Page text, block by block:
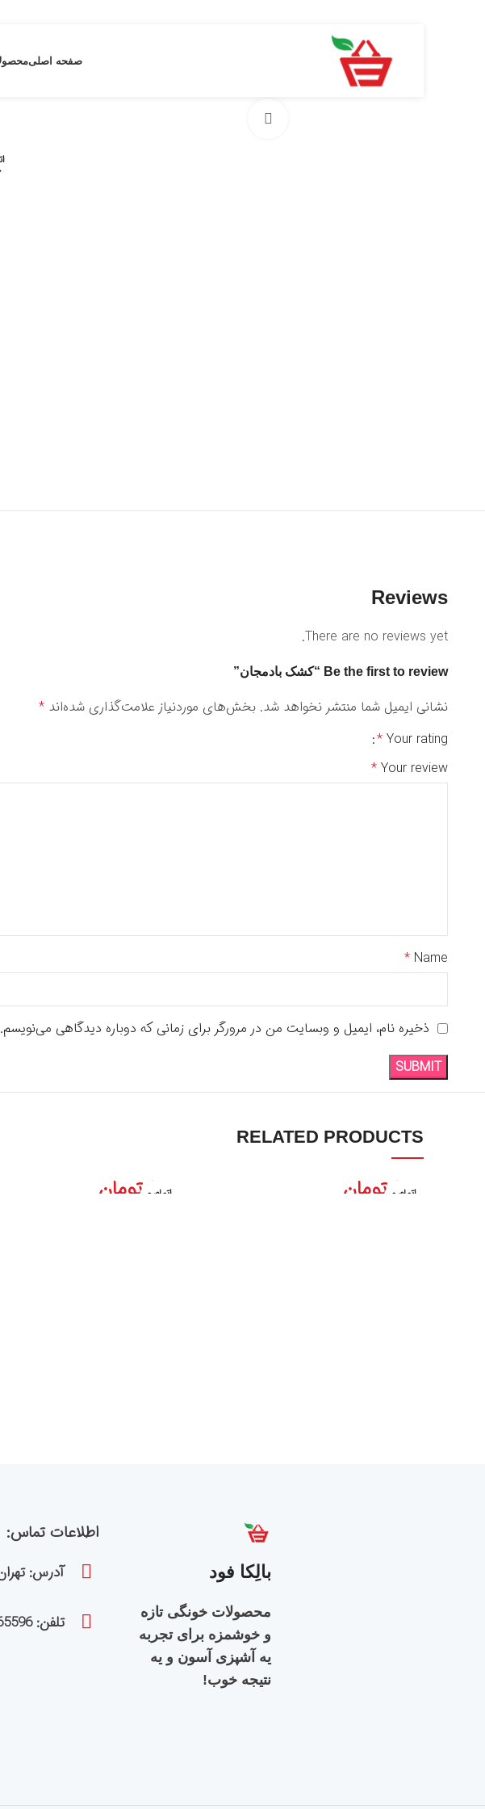
صفحه اصلی
Reviews
There are no reviews yet.
Be the first to review “کشک بادمجان”
نشانی ایمیل شما منتشر نخواهد شد. بخش‌های موردنیاز علامت‌گذاری شده‌اند *
Your rating
*
Your review
*
Name
*
ذخیره نام، ایمیل و وبسایت من در مرورگر برای زمانی که دوباره دیدگاهی می‌نویسم.
RELATED PRODUCTS
اتمام م
0تومان اتمام م
0تومان
بالِکا فود
محصولات خونگی تازه
و خوشمزه برای تجربه‌
یه آشپزی آسون و یه
نتیجه خوب!
اطلاعات تماس:
آدرس:
تلفن: 09192065596